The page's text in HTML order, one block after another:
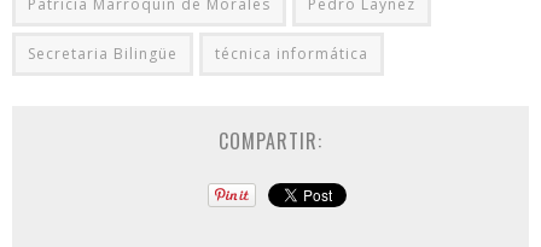
Patricia Marroquín de Morales Pedro Laynez
Secretaria Bilingüe técnica informática
COMPARTIR: